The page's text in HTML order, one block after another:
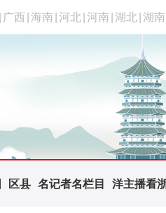
广西 海南 河北 河南 湖北 湖南
区县 名记者名栏目 洋主播看